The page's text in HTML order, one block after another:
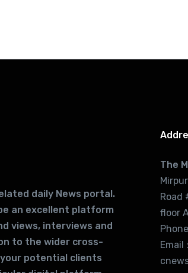
daily News portal.
an excellent platform
views, interviews and
to the wider cross-
potential clients
The
Road
floor
Email